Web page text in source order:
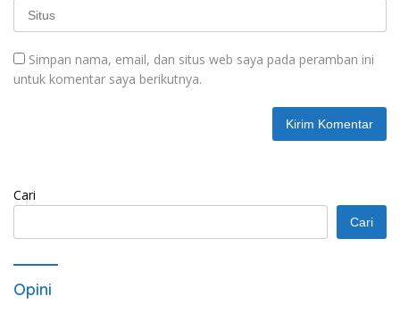
Simpan nama, email, dan situs web saya pada peramban ini
untuk komentar saya berikutnya.
Cari
Cari
Opini